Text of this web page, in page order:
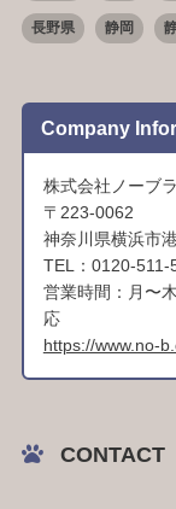
長野県 静岡
Company
株式会社ノーブ
〒223-0062
神奈川県横浜市
TEL：0120-511-
営業時間：月〜
応
https://www.no-
CONTACT